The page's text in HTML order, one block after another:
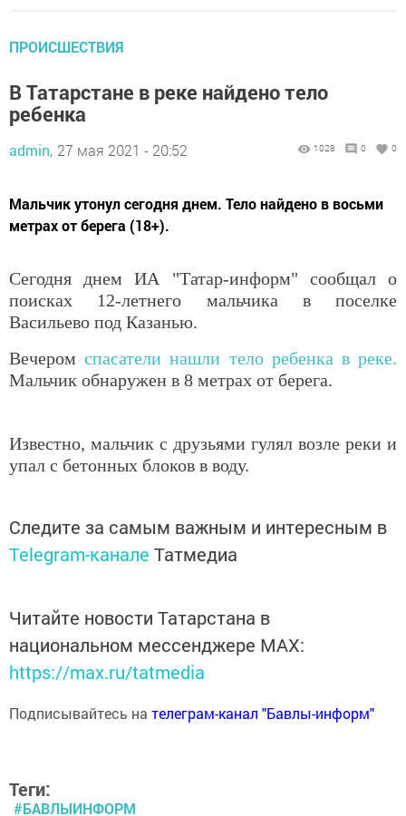
ПРОИСШЕСТВИЯ
В Татарстане в реке найдено тело
ребенка
admin, 27 мая 2021 - 20:52 1028 0 0
Мальчик утонул сегодня днем. Тело найдено в восьми
метрах от берега (18+).
Сегодня днем ИА "Татар-информ" сообщал о
поисках 12-летнего мальчика в поселке
Васильево под Казанью.
Вечеромспасатели нашли тело ребенка в реке.
Мальчик обнаружен в 8 метрах от берега.
Известно, мальчик с друзьями гулял возле реки и
упал с бетонных блоков в воду.
Следите за самым важным и интересным в
Telegram-канале Татмедиа
Читайте новости Татарстана в
национальном мессенджере MАХ:
https://max.ru/tatmedia
Подписывайтесь на телеграм-канал "Бавлы-информ"
Теги:
#БАВЛЫИНФОРМ